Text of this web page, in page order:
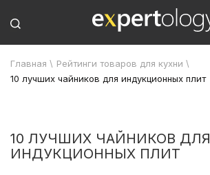
Главная \ Рейтинги товаров для кухни \
10 лучших чайников для индукционных плит
10 ЛУЧШИХ ЧАЙНИКОВ ДЛЯ
ИНДУКЦИОННЫХ ПЛИТ